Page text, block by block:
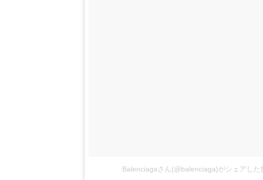
Balenciagaさん(@balenciaga)がシェアした